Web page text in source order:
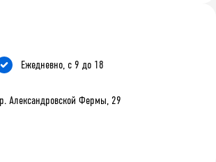
Ежедневно, с 9 до 18
Александровской Фермы, 29